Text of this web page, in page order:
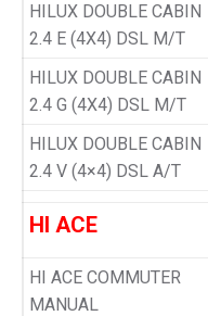
HILUX DOUBLE CABIN
2.4 E (4X4) DSL M/T
HILUX DOUBLE CABIN
2.4 G (4X4) DSL M/T
HILUX DOUBLE CABIN
2.4 V (4×4) DSL A/T
HI ACE
HI ACE COMMUTER
MANUAL